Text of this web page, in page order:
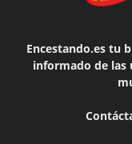
Encestando.es tu
informado de las